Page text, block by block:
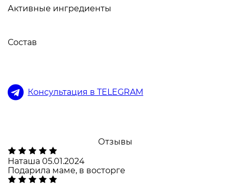
Активные ингредиенты
Состав
Консультация в TELEGRAM
Отзывы
Наташа 05.01.2024
Подарила маме, в восторге